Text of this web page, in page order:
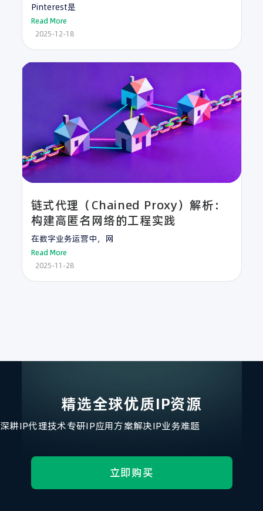
Pinterest是
Read More
2025-12-18
链式代理（Chained Proxy）解析：
构建高匿名网络的工程实践
在数字业务运营中，网
Read More
2025-11-28
精选全球优质IP资源
深耕IP代理技术专研IP应用方案解决IP业务难题
立即购买